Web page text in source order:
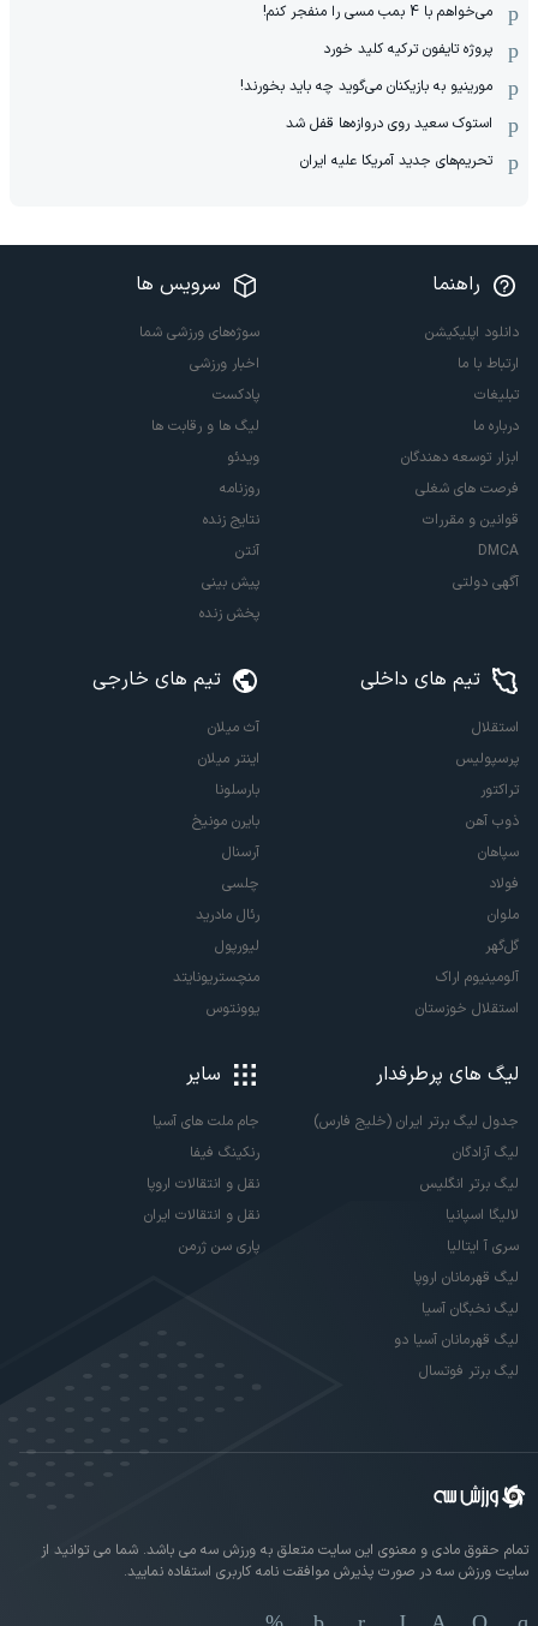
می‌خواهم با 4 بمب مسی را منفجر کنم!
پروژه تایفون ترکیه کلید خورد
مورینیو به بازیکنان می‌گوید چه باید بخورند!
استوک سعید روی دروازه‌ها قفل شد
تحریم‌های جدید آمریکا علیه ایران
راهنما
دانلود اپلیکیشن
ارتباط با ما
تبلیغات
درباره ما
ابزار توسعه دهندگان
فرصت های شغلی
قوانین و مقررات
DMCA
آگهی دولتی
سرویس ها
سوژه‌های ورزشی شما
اخبار ورزشی
پادکست
لیگ ها و رقابت ها
ویدئو
روزنامه
نتایج زنده
آنتن
پیش بینی
پخش زنده
تیم های داخلی
استقلال
پرسپولیس
تراکتور
ذوب آهن
سپاهان
فولاد
ملوان
گل‌گهر
آلومینیوم اراک
استقلال خوزستان
تیم های خارجی
آث میلان
اینتر میلان
بارسلونا
بایرن مونیخ
آرسنال
چلسی
رئال مادرید
لیورپول
منچستریونایتد
یوونتوس
لیگ های پرطرفدار
جدول لیگ برتر ایران (خلیج فارس)
لیگ آزادگان
لیگ برتر انگلیس
لالیگا اسپانیا
سری آ ایتالیا
لیگ قهرمانان اروپا
لیگ نخبگان آسیا
لیگ قهرمانان آسیا دو
لیگ برتر فوتسال
سایر
جام ملت های آسیا
رنکینگ فیفا
نقل و انتقالات اروپا
نقل و انتقالات ایران
پاری سن ژرمن
تمام حقوق مادی و معنوی این سایت متعلق به ورزش سه می باشد. شما می توانید از
سایت ورزش سه در صورت پذیرش موافقت نامه کاربری استفاده نمایید.